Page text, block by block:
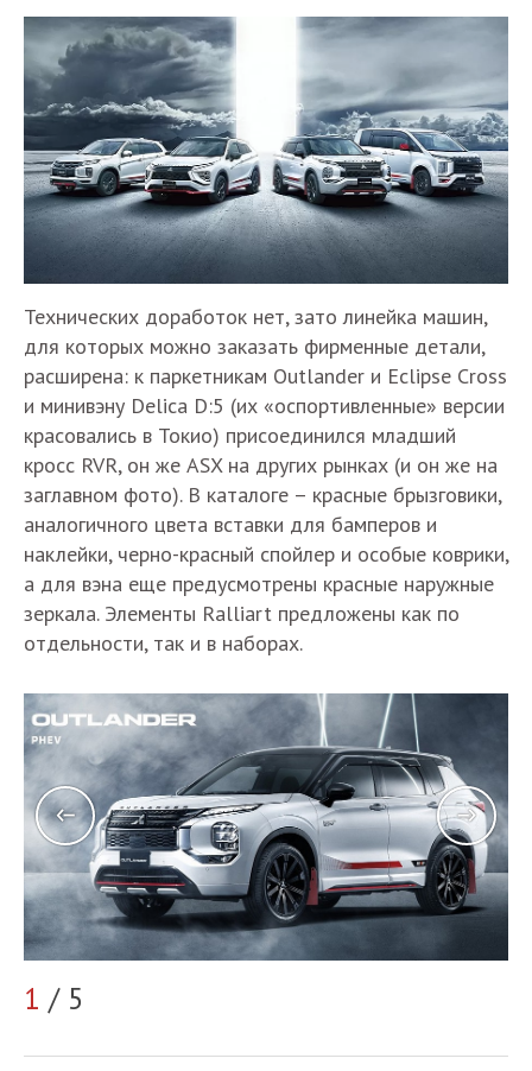
Технических доработок нет, зато линейка машин,
для которых можно заказать фирменные детали,
расширена: к паркетникам Outlander и Eclipse Cross
и минивэну Delica D:5 (их «оспортивленные» версии
красовались в Токио) присоединился младший
кросс RVR, он же ASX на других рынках (и он же на
заглавном фото). В каталоге – красные брызговики,
аналогичного цвета вставки для бамперов и
наклейки, черно-красный спойлер и особые коврики,
а для вэна еще предусмотрены красные наружные
зеркала. Элементы Ralliart предложены как по
отдельности, так и в наборах.
1 / 5